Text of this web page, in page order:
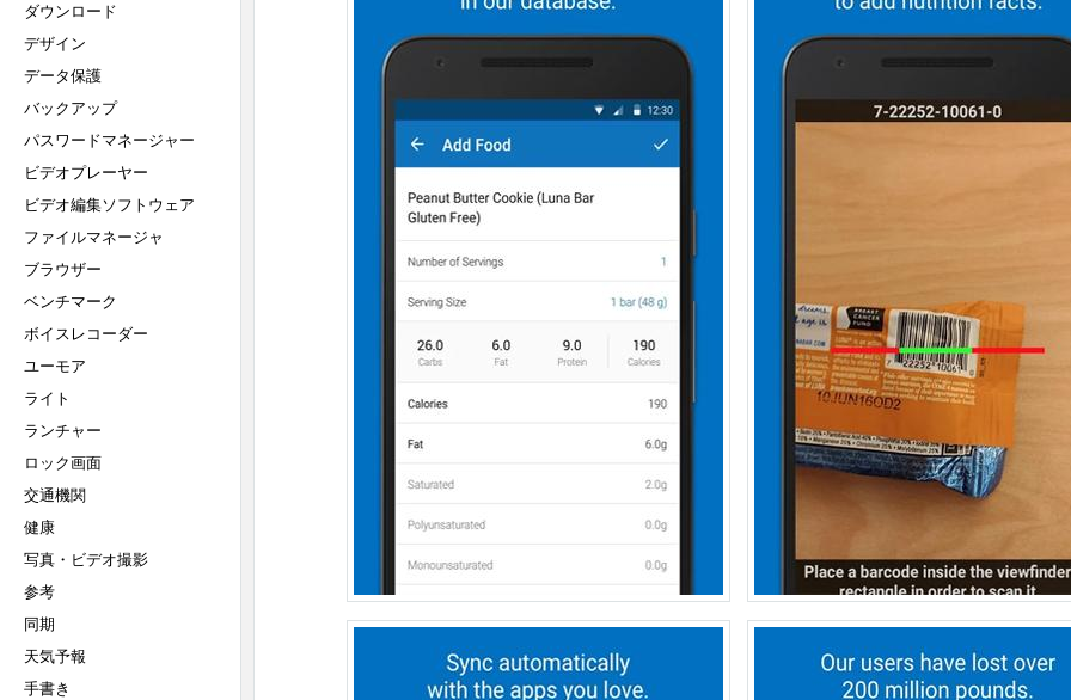
ダウンロード
デザイン
データ保護
バックアップ
パスワードマネージャー
ビデオプレーヤー
ビデオ編集ソフトウェア
ファイルマネージャ
ブラウザー
ベンチマーク
ボイスレコーダー
ユーモア
ライト
ランチャー
ロック画面
交通機関
健康
写真・ビデオ撮影
参考
同期
天気予報
手書き